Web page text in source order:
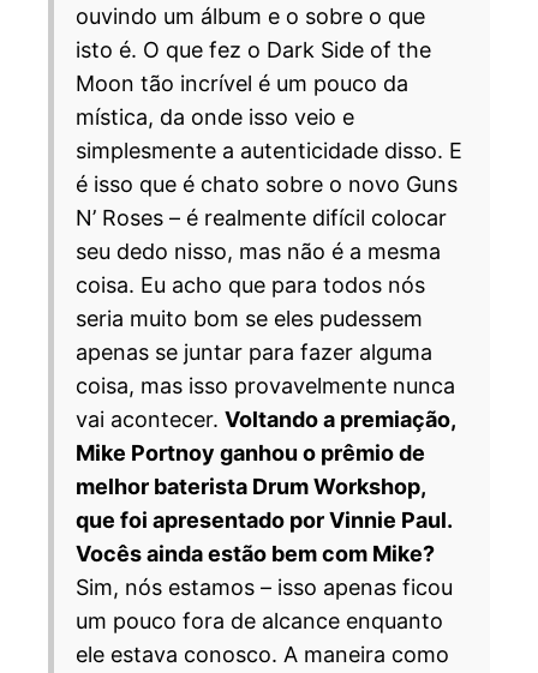
ouvindo um álbum e o sobre o que
isto é. O que fez o Dark Side of the
Moon tão incrível é um pouco da
mística, da onde isso veio e
simplesmente a autenticidade disso. E
é isso que é chato sobre o novo Guns
N’ Roses – é realmente difícil colocar
seu dedo nisso, mas não é a mesma
coisa. Eu acho que para todos nós
seria muito bom se eles pudessem
apenas se juntar para fazer alguma
coisa, mas isso provavelmente nunca
vai acontecer. Voltando a premiação,
Mike Portnoy ganhou o prêmio de
melhor baterista Drum Workshop,
que foi apresentado por Vinnie Paul.
Vocês ainda estão bem com Mike?
Sim, nós estamos – isso apenas ficou
um pouco fora de alcance enquanto
ele estava conosco. A maneira como